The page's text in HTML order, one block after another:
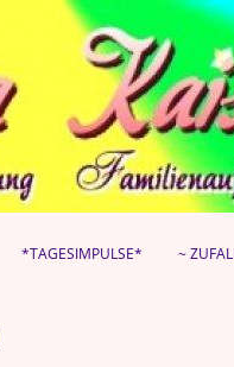
*TAGESIMPULSE* ~